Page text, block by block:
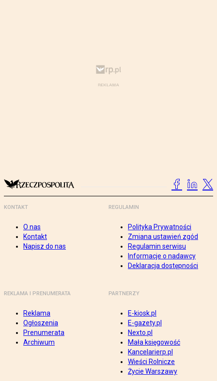
KONTAKT
O nas
Kontakt
Napisz do nas
REGULAMIN
Polityka Prywatności
Zmiana ustawień zgód
Regulamin serwisu
Informacje o nadawcy
Deklaracja dostępności
REKLAMA I PRENUMERATA
Reklama
Ogłoszenia
Prenumerata
Archiwum
PARTNERZY
E-kiosk.pl
E-gazety.pl
Nexto.pl
Mała księgowość
Kancelarierp.pl
Wieści Rolnicze
Życie Warszawy